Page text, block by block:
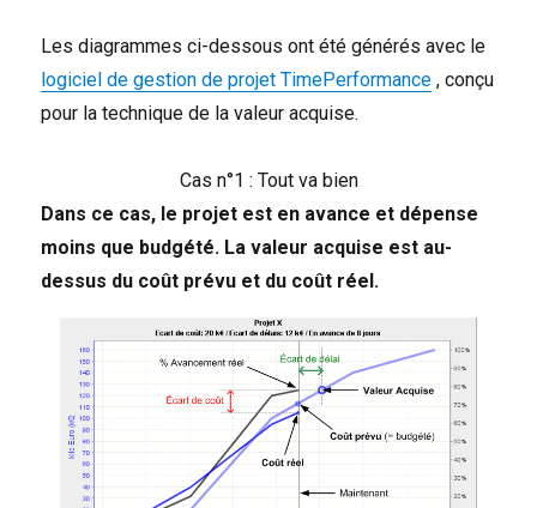
Les diagrammes ci-dessous ont été générés avec le
logiciel de gestion de projet TimePerformance , conçu
pour la technique de la valeur acquise.
Cas n°1 : Tout va bien
Dans ce cas, le projet est en avance et dépense
moins que budgété. La valeur acquise est au-
dessus du coût prévu et du coût réel.